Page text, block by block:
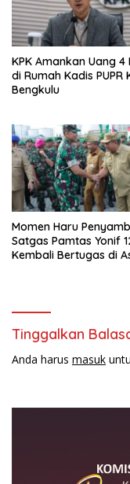
KPK Amankan Uang 4
di Rumah Kadis PUPR
Bengkulu
Momen Haru
Satgas Pamtas Yonif
Kembali Bertugas di
Tinggalkan
Anda harus masuk